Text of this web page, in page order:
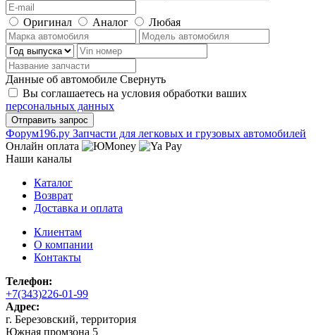
Оригинал Аналог Любая
Данные об автомобиле Свернуть
Вы соглашаетесь на условия обработки ваших
персональных данных
Фoрум196.ру Запчасти для легковых и грузовых автомобилей
Онлайн оплата
Наши каналы
Каталог
Возврат
Доставка и оплата
Клиентам
О компании
Контакты
Телефон:
+7(343)226-01-99
Адрес:
г. Березовский, территория
Южная промзона 5